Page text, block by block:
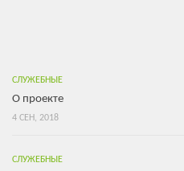
СЛУЖЕБНЫЕ
О проекте
4 СЕН, 2018
СЛУЖЕБНЫЕ